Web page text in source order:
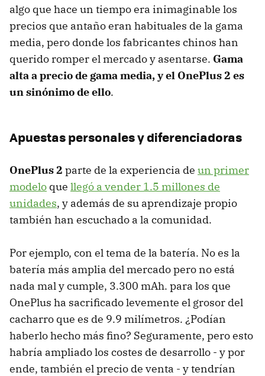
algo que hace un tiempo era inimaginable los
precios que antaño eran habituales de la gama
media, pero donde los fabricantes chinos han
querido romper el mercado y asentarse. Gama
alta a precio de gama media, y el OnePlus 2 es
un sinónimo de ello.
Apuestas personales y diferenciadoras
OnePlus 2 parte de la experiencia de un primer
modelo que llegó a vender 1.5 millones de
unidades, y además de su aprendizaje propio
también han escuchado a la comunidad.
Por ejemplo, con el tema de la batería. No es la
batería más amplia del mercado pero no está
nada mal y cumple, 3.300 mAh. para los que
OnePlus ha sacrificado levemente el grosor del
cacharro que es de 9.9 milímetros. ¿Podían
haberlo hecho más fino? Seguramente, pero esto
habría ampliado los costes de desarrollo - y por
ende, también el precio de venta - y tendrían